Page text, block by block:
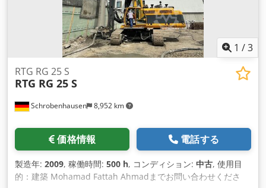
1 /3
Schrobenhausen 8,952 km
RTG RG 25 S
RTG RG 25 S
価格情報 電話する
製造年: 2009, 稼働時間: 500 h, コンディション: 中古, 使用目
的：建築 Mohamad Fattah Ahmadまでお問い合わせくださ